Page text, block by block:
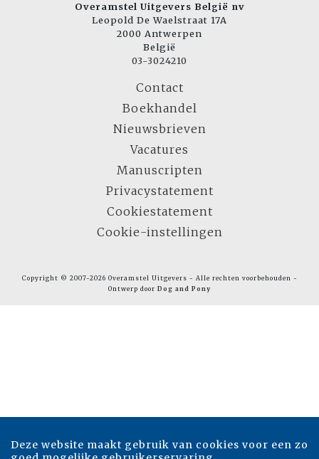
Overamstel Uitgevers België nv
Leopold De Waelstraat 17A
2000 Antwerpen
België
03-3024210
Contact
Boekhandel
Nieuwsbrieven
Vacatures
Manuscripten
Privacystatement
Cookiestatement
Cookie-instellingen
Copyright © 2007-2026 Overamstel Uitgevers - Alle rechten voorbehouden -
Ontwerp door Dog and Pony
Deze website maakt gebruik van cookies voor een zo